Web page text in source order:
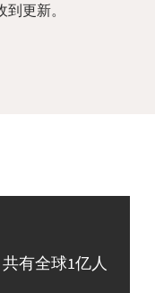
更新。
有全球1亿人